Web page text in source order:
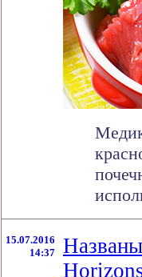
15.07.2016
14:37